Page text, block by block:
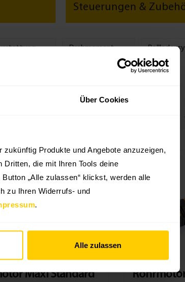
Über Cookies
Produkte und Angebote anzuzeigen,
die mit Ihren Tools deine
„Alle zulassen“ klickst, werden alle
zu Ihren Widerrufs- und
.
Alle zulassen
Steuerungen &
Drehmoment
Maxi Standard
Aktion -10%